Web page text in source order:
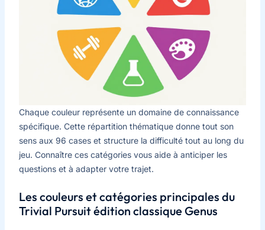
Chaque couleur représente un domaine de connaissance
spécifique. Cette répartition thématique donne tout son
sens aux 96 cases et structure la difficulté tout au long du
jeu. Connaître ces catégories vous aide à anticiper les
questions et à adapter votre trajet.
Les couleurs et catégories principales du
Trivial Pursuit édition classique Genus